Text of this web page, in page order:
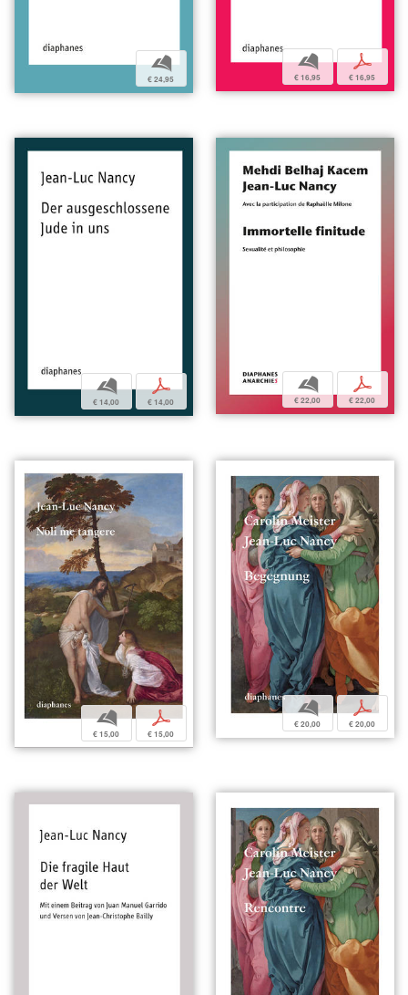
b
€ 24,95
b
€ 16,95
p
€ 16,95
b
€ 14,00
p
€ 14,00
b
€ 22,00
p
€ 22,00
b
€ 15,00
p
€ 15,00
b
€ 20,00
p
€ 20,00